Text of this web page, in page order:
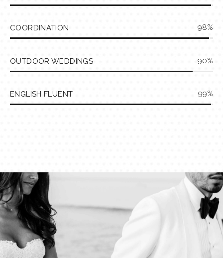
COORDINATION 98
OUTDOOR WEDDINGS 90
ENGLISH FLUENT 99